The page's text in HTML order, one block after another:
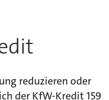
reduzieren oder
der KfW-Kredit 159